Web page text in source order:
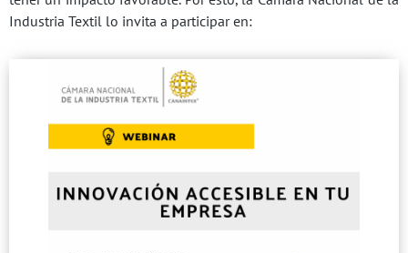
Industria Textil lo invita a participar en: